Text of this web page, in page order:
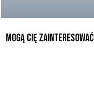
Mogą Cię zainteresować